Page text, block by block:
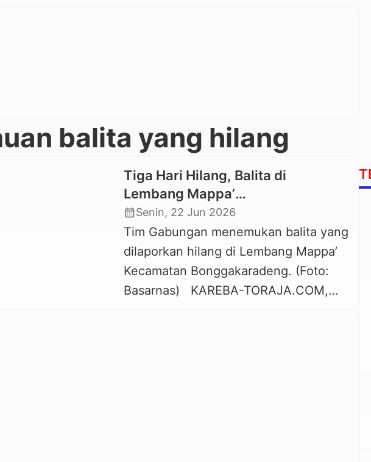
balita yang hilang
Tiga Hari Hilang, Balita di
Lembang Mappa’
Bonggakaradeng Ditemukan
Selamat
calendar_monthSenin, 22 Jun 2026
Tim Gabungan menemukan balita yang
dilaporkan hilang di Lembang Mappa’
Kecamatan Bonggakaradeng. (Foto:
Basarnas) KAREBA-TORAJA.COM,